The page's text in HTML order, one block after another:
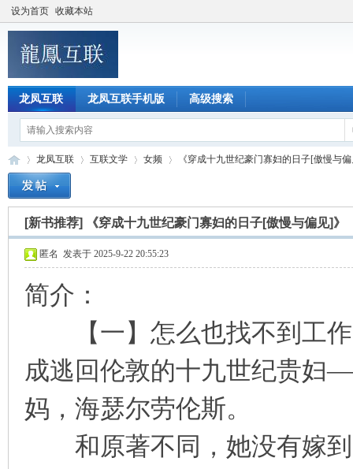
设为首页 收藏本站
龙凤互联 龙凤互联手机版 高级搜索
龙凤互联
›
互联文学
›
女频
›
《穿成十九世纪豪门寡妇的日子[傲慢与
[新书推荐] 《穿成十九世纪豪门寡妇的日子[傲慢与偏见]
匿名 发表于 2025-9-22 20:55:23
简介：
【一】怎么也找不到工作
成逃回伦敦的十九世纪贵妇
妈，海瑟尔劳伦斯。
和原著不同，她没有嫁到